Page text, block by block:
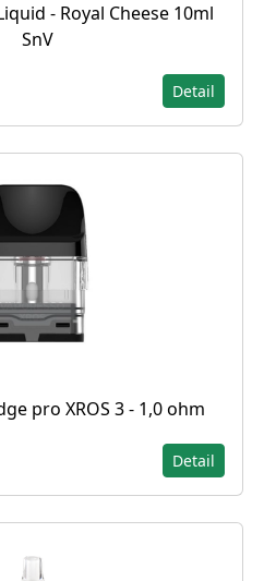
- Royal Cheese 10ml
SnV
Detail
pro XROS 3 - 1,0 ohm
Detail